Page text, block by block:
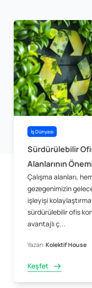
İş Dünyası
Sürdürülebilir
Alanlarının
Çalışma alanları,
gezegenimizin
işleyişi
sürdürülebilir ofis
avantajlı ç...
Yazan:Kolektif House
Keşfet